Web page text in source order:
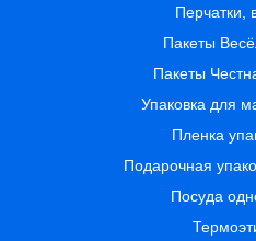
Перчатки,
Пакеты
Пакеты
Упаковка для
Пленка
Подарочная
Посуда